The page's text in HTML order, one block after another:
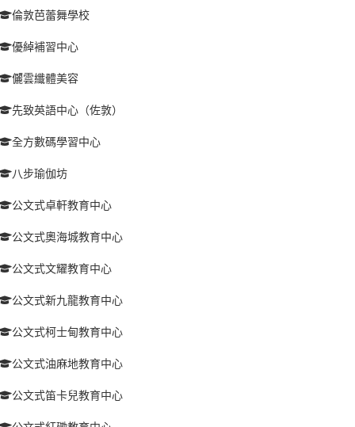
倫敦芭蕾舞學校
優綽補習中心
儷雲纖體美容
先致英語中心（佐敦）
全方數碼學習中心
八步瑜伽坊
公文式卓軒教育中心
公文式奧海城教育中心
公文式文耀教育中心
公文式新九龍教育中心
公文式柯士甸教育中心
公文式油麻地教育中心
公文式笛卡兒教育中心